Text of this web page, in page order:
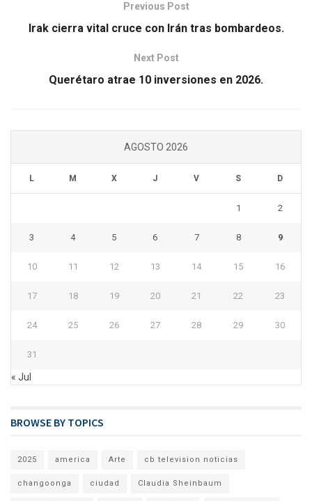
Previous Post
Irak cierra vital cruce con Irán tras bombardeos.
Next Post
Querétaro atrae 10 inversiones en 2026.
AGOSTO 2026
L M X J V S D
1 2
3 4 5 6 7 8 9
10 11 12 13 14 15 16
17 18 19 20 21 22 23
24 25 26 27 28 29 30
31
« Jul
BROWSE BY TOPICS
2025 america Arte cb television noticias
changoonga ciudad Claudia Sheinbaum